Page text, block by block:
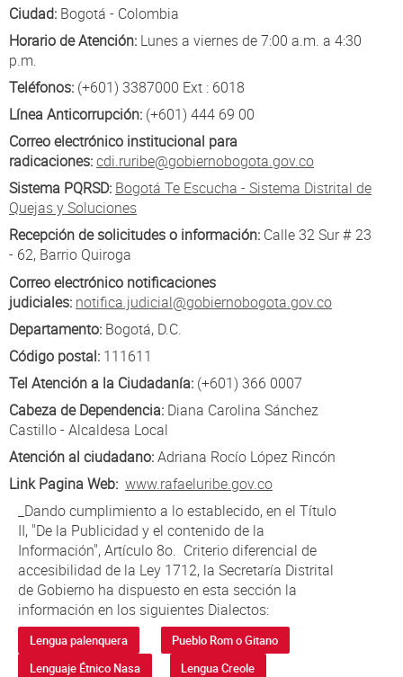
Atención al Ciudadano
Ciudad: Bogotá - Colombia
Horario de Atención: Lunes a viernes de 7:00 a.m. a 4:30
p.m.
Teléfonos: (+601) 3387000 Ext : 6018
Línea Anticorrupción: (+601) 444 69 00
Correo electrónico institucional para
radicaciones:cdi.ruribe@gobiernobogota.gov.co
Sistema PQRSD: Bogotá Te Escucha - Sistema Distrital de
Quejas y Soluciones
Recepción de solicitudes o información: Calle 32 Sur # 23
- 62, Barrio Quiroga
Correo electrónico notificaciones
judiciales: notifica.judicial@gobiernobogota.gov.co
Departamento: Bogotá, D.C.
Código postal: 111611
Tel Atención a la Ciudadanía: (+601) 366 0007
Cabeza de Dependencia: Diana Carolina Sánchez
Castillo - Alcaldesa Local
Atención al ciudadano:Adriana Rocío López Rincón
Link Pagina Web: www.rafaeluribe.gov.co
_Dando cumplimiento a lo establecido, en el Título
II, "De la Publicidad y el contenido de la
Información", Artículo 8o. Criterio diferencial de
accesibilidad de la Ley 1712, la Secretaría Distrital
de Gobierno ha dispuesto en esta sección la
información en los siguientes Dialectos:
Lengua palenquera
Pueblo Rom o Gitano
Lenguaje Étnico Nasa
Lengua Creole